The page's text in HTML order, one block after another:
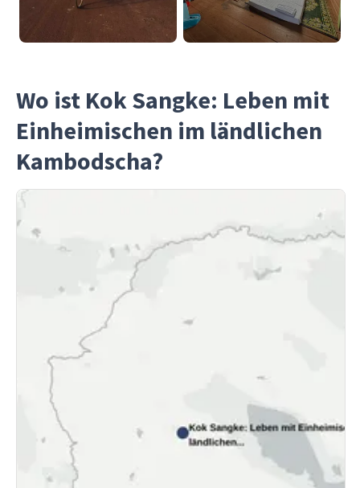
Wo ist Kok Sangke: Leben mit
Einheimischen im ländlichen
Kambodscha?